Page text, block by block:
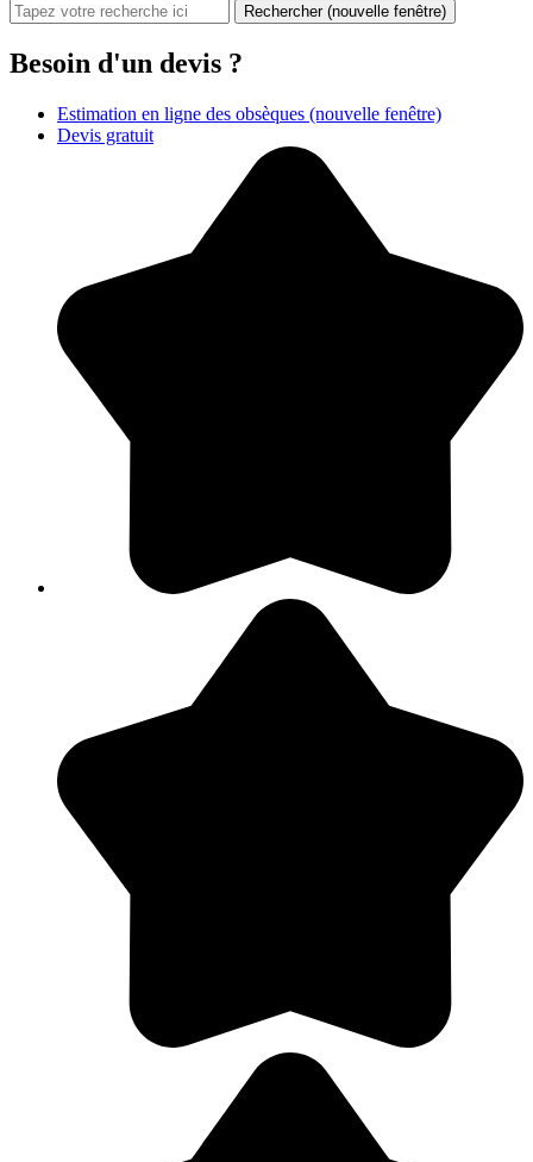
Rechercher (nouvelle fenêtre)
Besoin d'un devis ?
Estimation en ligne des obsèques (nouvelle fenêtre)
Devis gratuit